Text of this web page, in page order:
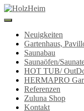
Navigation
umschalten
Neuigkeiten
Gartenhaus,
Saunabau
Saunaöfen/
HOT TUB/
HERMAPRO
Referenzen
Zuluna Shop
Kontakt